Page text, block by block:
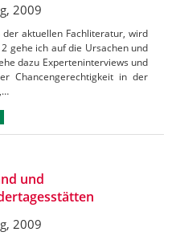
2009
aktuellen Fachliteratur, wird
gehe ich auf die Ursachen und
dazu Experteninterviews und
Chancengerechtigkeit in der
und
2009